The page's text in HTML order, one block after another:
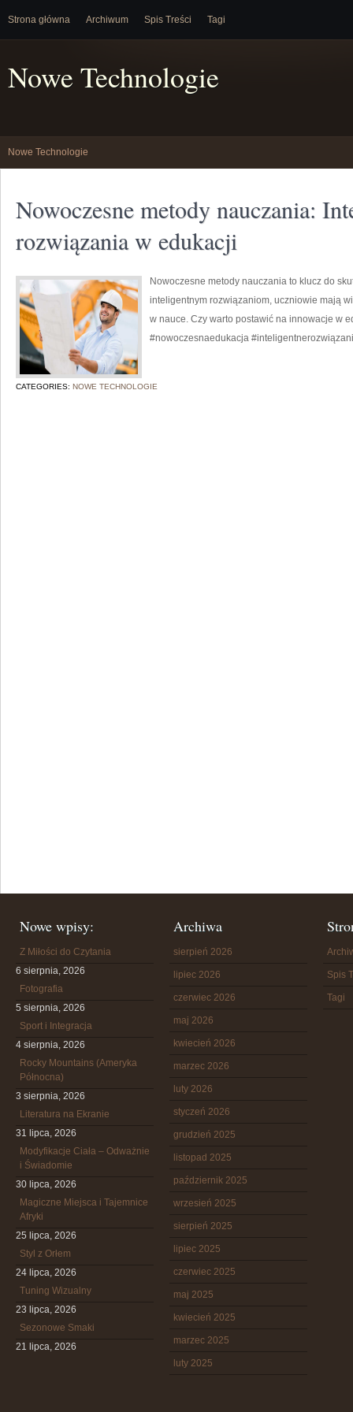
Strona główna Archiwum Spis Treści Tagi
Nowe Technologie
Nowe Technologie
Nowoczesne metody nauczania:
rozwiązania w edukacji
Nowoczesne metody nauczania to klucz do
inteligentnym rozwiązaniom, uczniowie mają
w nauce. Czy warto postawić na innowacje w
#nowoczesnaedukacja
CATEGORIES: NOWE TECHNOLOGIE
Nowe wpisy:
Z Miłości do Czytania
6 sierpnia, 2026
Fotografia
5 sierpnia, 2026
Sport i Integracja
4 sierpnia, 2026
Rocky Mountains (Ameryka
Północna)
3 sierpnia, 2026
Literatura na Ekranie
31 lipca, 2026
Modyfikacje Ciała – Odważnie
i Świadomie
30 lipca, 2026
Magiczne Miejsca i Tajemnice
Afryki
25 lipca, 2026
Styl z Orłem
24 lipca, 2026
Tuning Wizualny
23 lipca, 2026
Sezonowe Smaki
21 lipca, 2026
Archiwa
sierpień 2026
lipiec 2026
czerwiec 2026
maj 2026
kwiecień 2026
marzec 2026
luty 2026
styczeń 2026
grudzień 2025
listopad 2025
październik 2025
wrzesień 2025
sierpień 2025
lipiec 2025
czerwiec 2025
maj 2025
kwiecień 2025
marzec 2025
luty 2025
Spis
Tagi